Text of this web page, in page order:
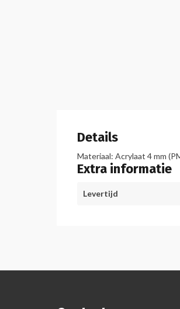
Details
Materiaal: Acrylaat 4 mm
Extra informatie
Levertijd